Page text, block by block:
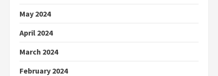
May 2024
April 2024
March 2024
February 2024